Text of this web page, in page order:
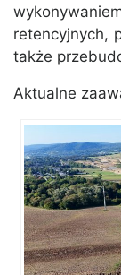
retencyjnych,
także
Aktualne